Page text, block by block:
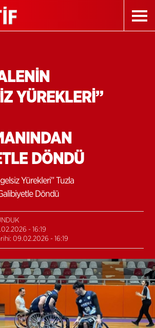
YÜREKLERİ”
DÖNDÜ
Yürekleri” Tuzla
Döndü
- 16:19
09.02.2026 - 16:19